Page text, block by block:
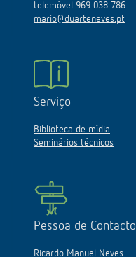
telemóvel 969 038 786
mario@duarteneves.pt
Serviço
Biblioteca de mídia
Seminários técnicos
Pessoa de Contacto
Ricardo Manuel Neves